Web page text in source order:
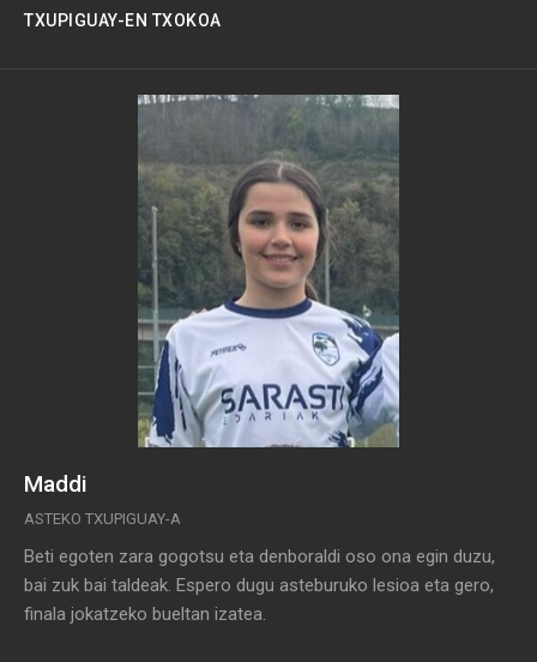
TXUPIGUAY-EN TXOKOA
Maddi
ASTEKO TXUPIGUAY-A
Beti egoten zara gogotsu eta denboraldi oso ona egin duzu,
bai zuk bai taldeak. Espero dugu asteburuko lesioa eta gero,
finala jokatzeko bueltan izatea.